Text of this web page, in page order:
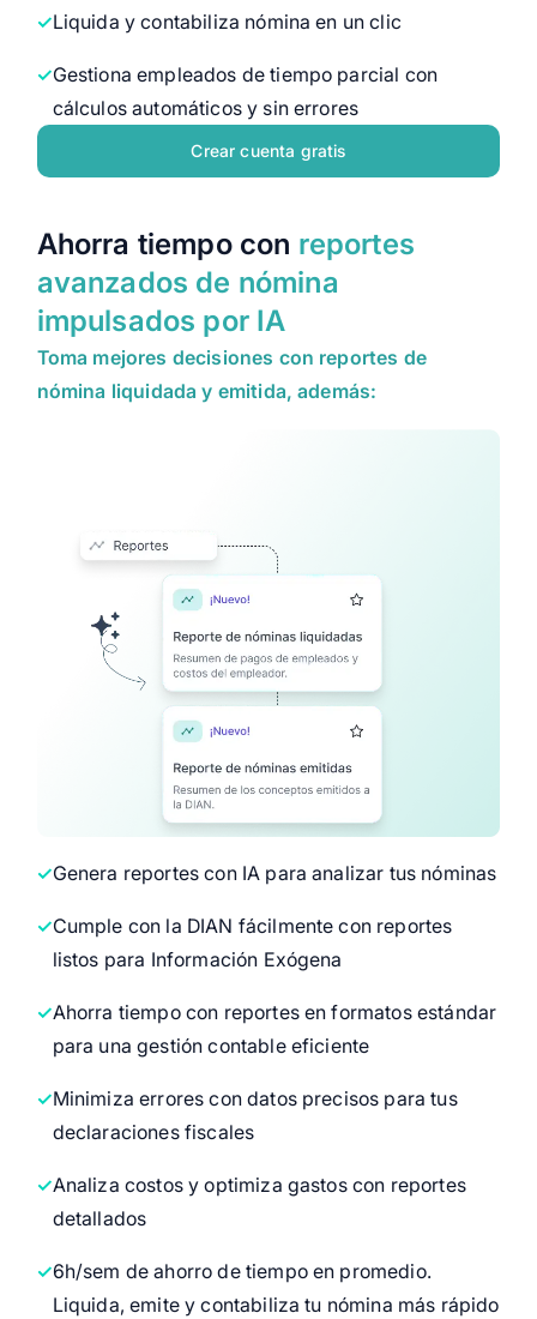
Liquida y contabiliza nómina en un clic
Gestiona empleados de tiempo parcial con
cálculos automáticos y sin errores
Crear cuenta gratis
Ahorra tiempo con reportes
avanzados de nómina
impulsados por IA
Toma mejores decisiones con reportes de
nómina liquidada y emitida, además:
Genera reportes con IA para analizar tus nóminas
Cumple con la DIAN fácilmente con reportes
listos para Información Exógena
Ahorra tiempo con reportes en formatos estándar
para una gestión contable eficiente
Minimiza errores con datos precisos para tus
declaraciones fiscales
Analiza costos y optimiza gastos con reportes
detallados
6h/sem de ahorro de tiempo en promedio.
Liquida, emite y contabiliza tu nómina más rápido